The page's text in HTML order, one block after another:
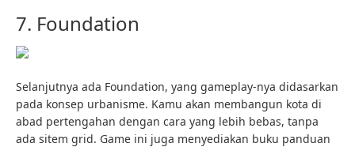
7. Foundation
Selanjutnya ada Foundation, yang gameplay-nya didasarkan
pada konsep urbanisme. Kamu akan membangun kota di
abad pertengahan dengan cara yang lebih bebas, tanpa
ada sitem grid. Game ini juga menyediakan buku panduan